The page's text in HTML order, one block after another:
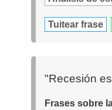
Tuitear frase
"Recesión
Frases sobre